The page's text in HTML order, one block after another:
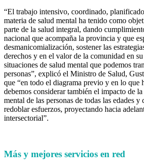
“El trabajo intensivo, coordinado,
materia de salud mental ha tenido como
parte de la salud integral, dando
nacional que acompaña la provincia y que
desmanicomialización, sostener las
derechos y en el valor de la comunidad en
situaciones de salud mental que podemos
personas”, explicó el Ministro de Salud,
que “en todo el diagrama previo y en lo que
debemos considerar también el impacto de
mental de las personas de todas las edades y
redoblar esfuerzos, proyectando hacia
intersectorial”.
Más y mejores servicios en red